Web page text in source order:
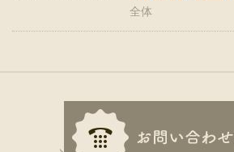
全体